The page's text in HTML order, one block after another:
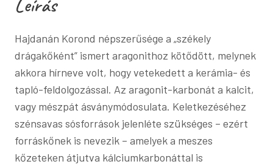
Leírás
Hajdanán Korond népszerűsége a „székely
drágakőként” ismert aragonithoz kötődött, melynek
akkora hírneve volt, hogy vetekedett a kerámia- és
tapló-feldolgozással. Az aragonit-karbonát a kalcit,
vagy mészpát ásványmódosulata. Keletkezéséhez
szénsavas sósforrások jelenléte szükséges – ezért
forráskőnek is nevezik – amelyek a meszes
kőzeteken átjutva kálciumkarbonáttal is